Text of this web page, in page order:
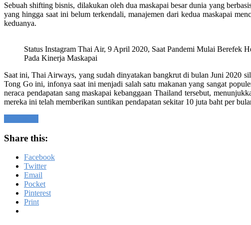
Sebuah shifting bisnis, dilakukan oleh dua maskapai besar dunia yang
yang hingga saat ini belum terkendali, manajemen dari kedua maskapai
keduanya.
Status Instagram Thai Air, 9 April 2020, Saat Pandemi Mulai Berefek
Pada Kinerja Maskapai
Saat ini, Thai Airways, yang sudah dinyatakan bangkrut di bulan Juni 2020
Tong Go ini, infonya saat ini menjadi salah satu makanan yang sangat
neraca pendapatan sang maskapai kebanggaan Thailand tersebut,
mereka ini telah memberikan suntikan pendapatan sekitar 10 juta baht per
Share this:
Facebook
Twitter
Email
Pocket
Pinterest
Print